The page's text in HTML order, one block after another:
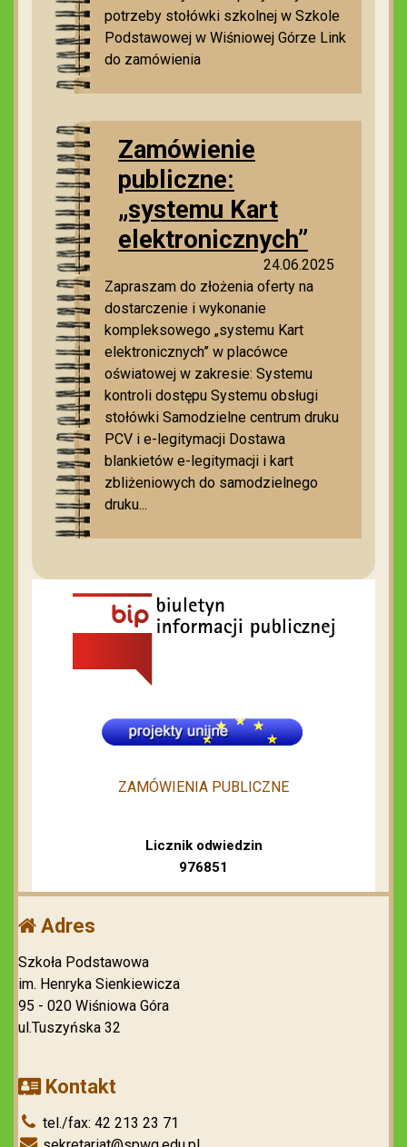
ZAMÓWIENIA PUBLICZNE
Licznik odwiedzin
976851
potrzeby stołówki szkolnej w Szkole
Podstawowej w Wiśniowej Górze Link
do zamówienia
Zamówienie
publiczne:
„systemu Kart
elektronicznych”
24.06.2025
Zapraszam do złożenia oferty na
dostarczenie i wykonanie
kompleksowego „systemu Kart
elektronicznych” w placówce
oświatowej w zakresie: Systemu
kontroli dostępu Systemu obsługi
stołówki Samodzielne centrum druku
PCV i e-legitymacji Dostawa
blankietów e-legitymacji i kart
zbliżeniowych do samodzielnego
druku...
Adres
Szkoła Podstawowa
im. Henryka Sienkiewicza
95 - 020 Wiśniowa Góra
ul.Tuszyńska 32
Kontakt
tel./fax: 42 213 23 71